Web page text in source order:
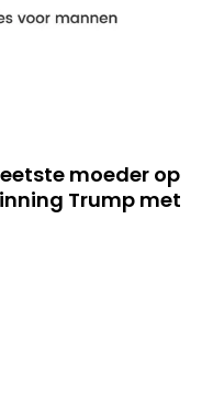
moeder op
Trump met